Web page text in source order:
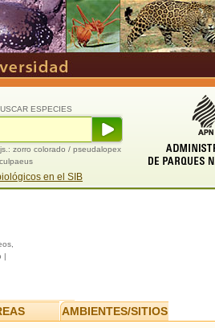
ESPECIES
zorro colorado / pseudalopex
en el SIB
|
AMBIENTES/SITIOS